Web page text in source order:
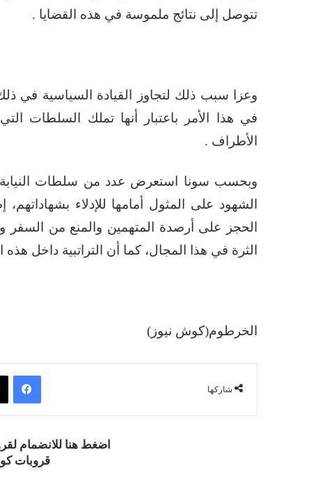
تتوصل إلى نتائج ملموسة في هذه القضايا .
وعزا سبب ذلك لتجاوز القيادة السياسية في
في هذا الأمر باعتبار أنها تملك السلطات
الأطراف .
وبحسب سونا استعرض عدد من سلطات النيابة
الشهود على المثول أمامها للإدلاء
الحجز على أرصدة المتهمين والمنع من السفر
الثرة في هذا المجال، كما أن التراتبية داخل هذه
الخرطوم(كوش نيوز)
شاركها
فيسبوك
اضغط هنا للانضمام
قروبات